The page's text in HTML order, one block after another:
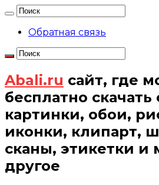
Обратная связь
Abali.ru сайт, где
бесплатно скачать
картинки, обои,
иконки, клипарт,
сканы, этикетки и
другое